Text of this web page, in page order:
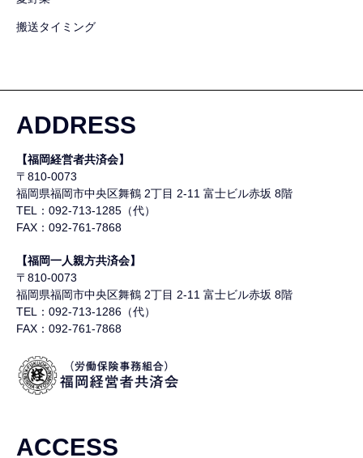
搬送タイミング
ADDRESS
【福岡経営者共済会】
〒810-0073
福岡県福岡市中央区舞鶴 2丁目 2-11 富士ビル赤坂 8階
TEL：092-713-1285（代）
FAX：092-761-7868
【福岡一人親方共済会】
〒810-0073
福岡県福岡市中央区舞鶴 2丁目 2-11 富士ビル赤坂 8階
TEL：092-713-1286（代）
FAX：092-761-7868
ACCESS